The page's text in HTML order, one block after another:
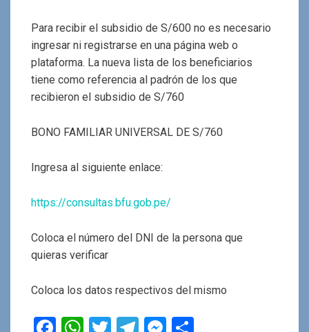
Para recibir el subsidio de S/600 no es necesario
ingresar ni registrarse en una página web o
plataforma. La nueva lista de los beneficiarios
tiene como referencia al padrón de los que
recibieron el subsidio de S/760
BONO FAMILIAR UNIVERSAL DE S/760
Ingresa al siguiente enlace:
https://consultas.bfu.gob.pe/
Coloca el número del DNI de la persona que
quieras verificar
Coloca los datos respectivos del mismo